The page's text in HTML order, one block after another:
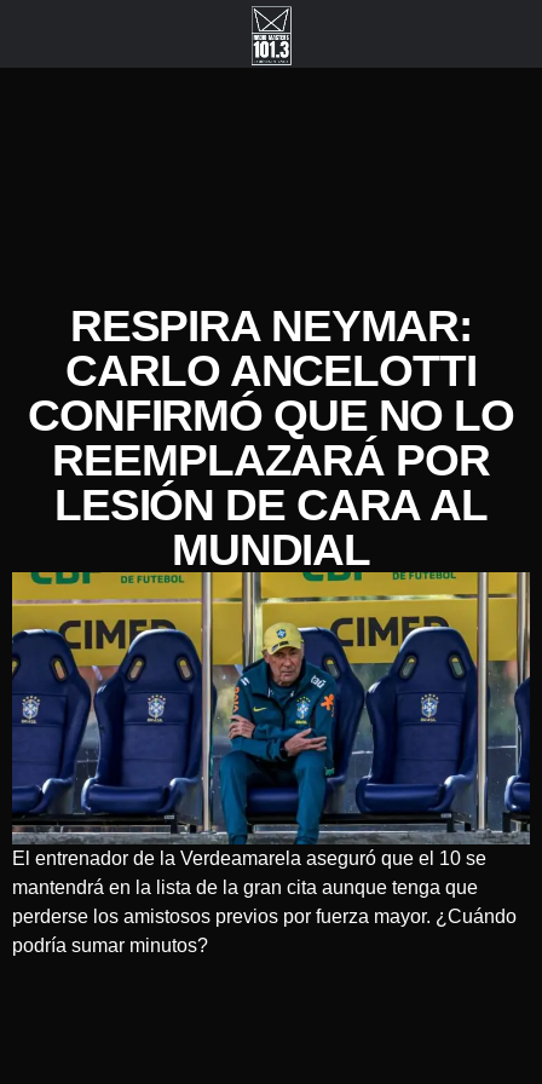
RESPIRA NEYMAR:
CARLO ANCELOTTI
CONFIRMÓ QUE NO LO
REEMPLAZARÁ POR
LESIÓN DE CARA AL
MUNDIAL
El entrenador de la Verdeamarela aseguró que el 10 se
mantendrá en la lista de la gran cita aunque tenga que
perderse los amistosos previos por fuerza mayor. ¿Cuándo
podría sumar minutos?